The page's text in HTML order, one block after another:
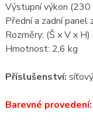
Výstupní výkon
Přední a zadní panel
Rozměry: (Š x V x
Hmotnost: 2,6 kg
Příslušenství:
Barevné